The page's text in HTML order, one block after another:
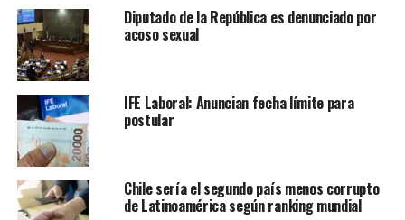
Diputado de la República es denunciado por
acoso sexual
IFE Laboral: Anuncian fecha límite para
postular
Chile sería el segundo país menos corrupto
de Latinoamérica según ranking mundial